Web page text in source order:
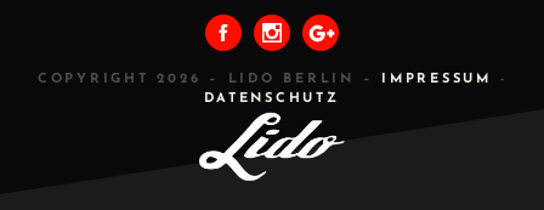
COPYRIGHT 2026 – LIDO BERLIN – IMPRESSUM
-
DATENSCHUTZ